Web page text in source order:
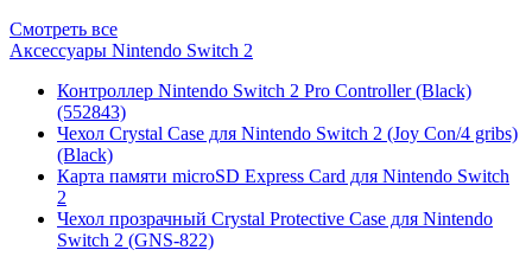
Смотреть все
Аксессуары Nintendo Switch 2
Контроллер Nintendo Switch 2 Pro Controller (Black)
(552843)
Чехол Сrystal Сase для Nintendo Switch 2 (Joy Con/4 gribs)
(Black)
Карта памяти microSD Express Card для Nintendo Switch
2
Чехол прозрачный Crystal Protective Case для Nintendo
Switch 2 (GNS-822)